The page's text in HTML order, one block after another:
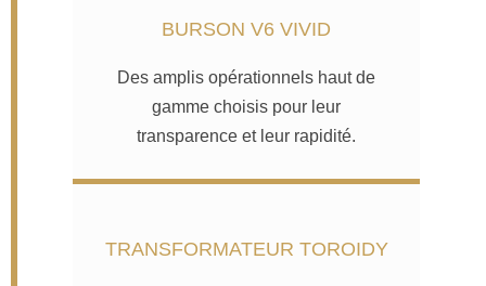
BURSON V6 VIVID
Des amplis opérationnels haut de
gamme choisis pour leur
transparence et leur rapidité.
TRANSFORMATEUR TOROIDY